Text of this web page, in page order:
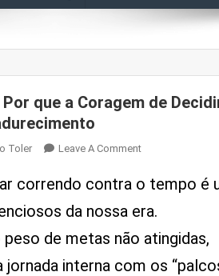
que a Coragem de
Toler Leave A CommentOn
Mito
Por
correndo contra o tempo é
da nossa era.
de metas não atingidas,
interna com os